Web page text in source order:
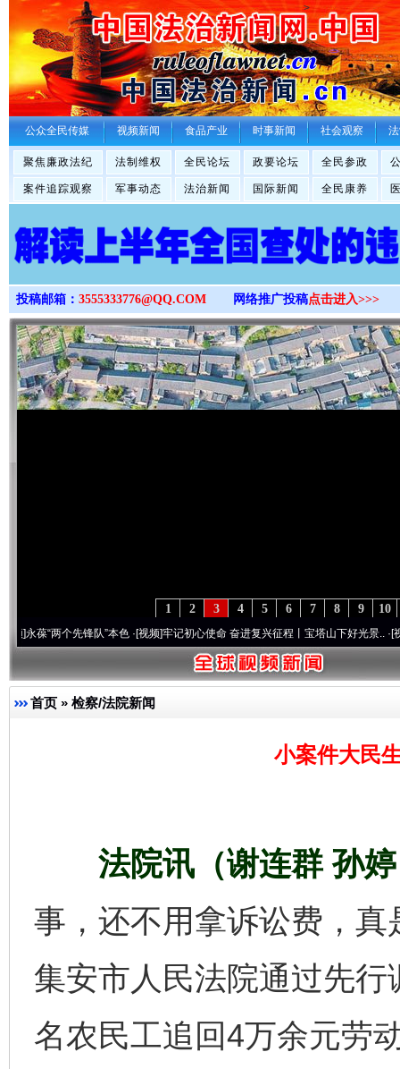
>
公众全民传媒 视频新闻 食品产业 时事新闻 社会观察
聚焦廉政法纪 法制维权 全民论坛 政要论坛 全民参政
案件追踪观察 军事动态 法治新闻 国际新闻 全民康养
投稿邮箱： 3555333776@QQ.COM 网络推广投稿点击进入>>>
10
9
8
7
6
5
4
3
2
1
两个先锋队”本色·[视频]牢记初心使命 奋进复兴征程丨宝塔山下好光景..·[视频]因党
首页 » 检察/法院新闻
小案件大民
法院讯（谢连群 孙婷
事，还不用拿诉讼费，真
集安市人民法院通过先
名农民工追回4万余元劳